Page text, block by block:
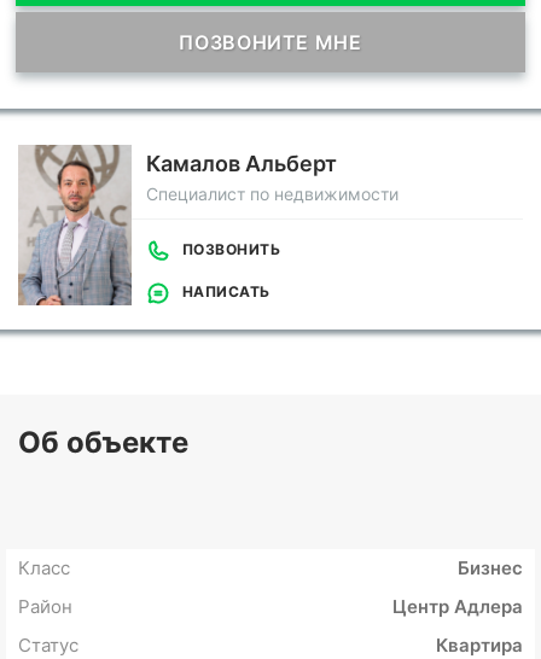
ПОЗВОНИТЕ МНЕ
Камалов Альберт
Специалист по недвижимости
ПОЗВОНИТЬ
НАПИСАТЬ
Об объекте
Класс
Бизнес
Район
Центр Адлера
Статус
Квартира